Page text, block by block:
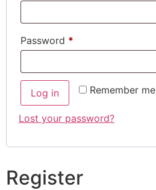
Password *
Remember me
Log in
Lost your password?
Register